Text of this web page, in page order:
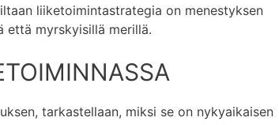
liiketoimintastrategia on menestyksen
että myrskyisillä merillä.
tarkastellaan, miksi se on nykyaikaisen